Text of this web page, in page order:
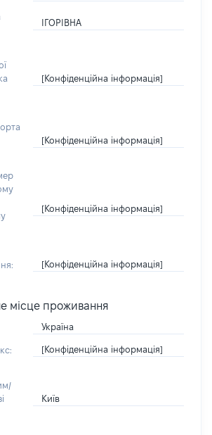
ІГОРІВНА
[Конфіденційна інформація]
[Конфіденційна інформація]
[Конфіденційна інформація]
[Конфіденційна інформація]
місце проживання
Україна
[Конфіденційна інформація]
Київ